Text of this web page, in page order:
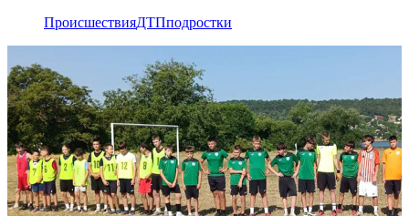
ПроисшествияДТПподростки